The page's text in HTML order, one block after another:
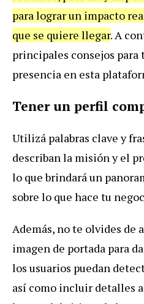
para lograr un impacto
que se quiere llegar. A
principales consejos para
presencia en esta
Tener un perfil
Utilizá palabras clave y
describan la misión y el
lo que brindará un
sobre lo que hace tu
Además, no te olvides de
imagen de portada para
los usuarios puedan
así como incluir detalles